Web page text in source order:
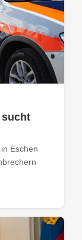
sucht
Eschen